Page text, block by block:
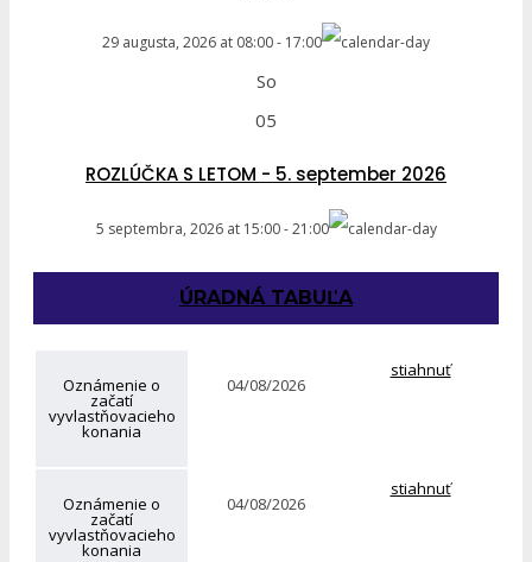
29 augusta, 2026 at 08:00- 17:00
So
05
ROZLÚČKA S LETOM - 5. september 2026
5 septembra, 2026 at 15:00-21:00
ÚRADNÁ TABUĽA
Oznámenie o
začatí
vyvlastňovacieho
konania
04/08/2026
stiahnuť
Oznámenie o
začatí
vyvlastňovacieho
konania
04/08/2026
stiahnuť